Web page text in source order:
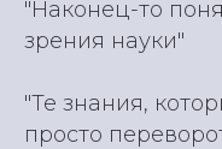
"Наконец-то
зрения науки"
"Те знания,
просто